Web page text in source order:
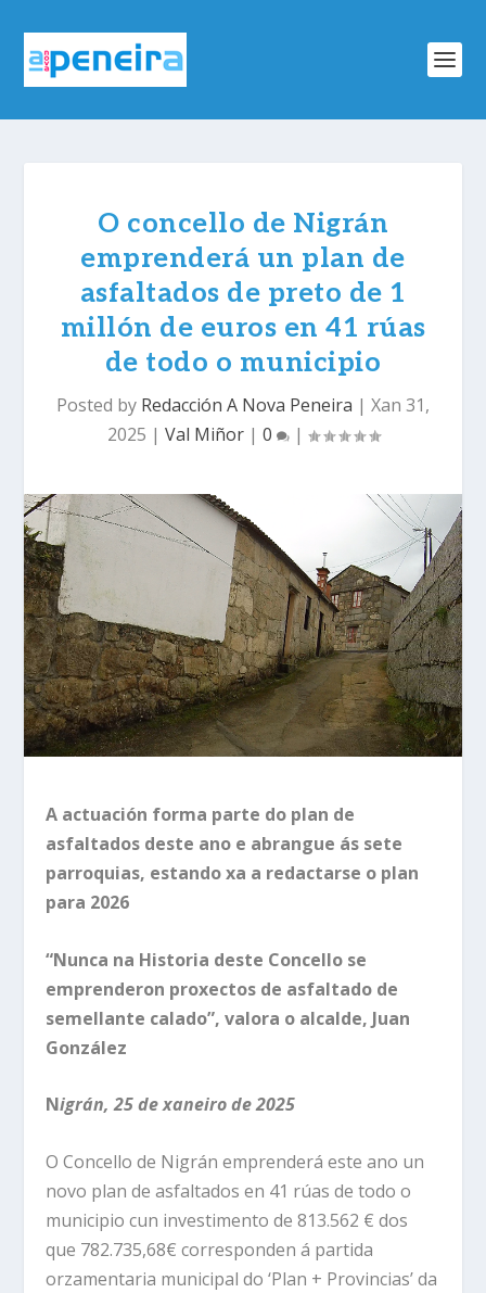
O concello de Nigrán
emprenderá un plan de
asfaltados de preto de 1
millón de euros en 41 rúas
de todo o municipio
Posted by Redacción A Nova Peneira | Xan 31,
2025 | Val Miñor| 0 |
A actuación forma parte do plan de
asfaltados deste ano e abrangue ás sete
parroquias, estando xa a redactarse o plan
para 2026
“Nunca na Historia deste Concello se
emprenderon proxectos de asfaltado de
semellante calado”, valora o alcalde, Juan
González
Nigrán, 25 de xaneiro de 2025
O Concello de Nigrán emprenderá este ano un
novo plan de asfaltados en 41 rúas de todo o
municipio cun investimento de 813.562 € dos
que 782.735,68€ corresponden á partida
orzamentaria municipal do ‘Plan + Provincias’ da